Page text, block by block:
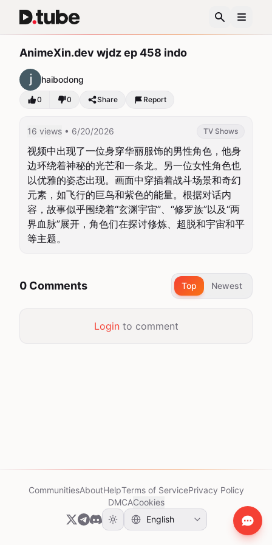
AnimeXin.dev wjdz ep 458 indo
haibodong
0 0 Share Report
16 views • 6/20/2026 TV Shows
视频中出现了一位身穿华丽服饰的男性角色，他身
边环绕着神秘的光芒和一条龙。另一位女性角色也
以优雅的姿态出现。画面中穿插着战斗场景和奇幻
元素，如飞行的巨鸟和紫色的能量。根据对话内
容，故事似乎围绕着“玄渊宇宙”、“修罗族”以及“两
界血脉”展开，角色们在探讨修炼、超脱和宇宙和平
等主题。
0 Comments Top Newest
Loginto comment
CommunitiesAboutHelpTerms of ServicePrivacy Policy
DMCACookies